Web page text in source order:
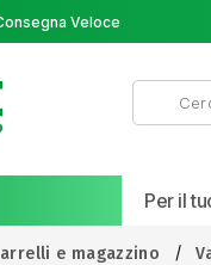
Veloce
Per il
e magazzino